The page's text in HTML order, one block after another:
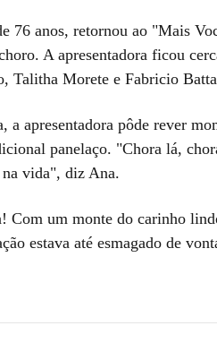
76 anos, retornou ao "Mais
A apresentadora ficou
Talitha Morete e Fabricio
a apresentadora pôde rever
panelaço. "Chora lá,
na vida", diz Ana.
Com um monte do carinho
estava até esmagado de